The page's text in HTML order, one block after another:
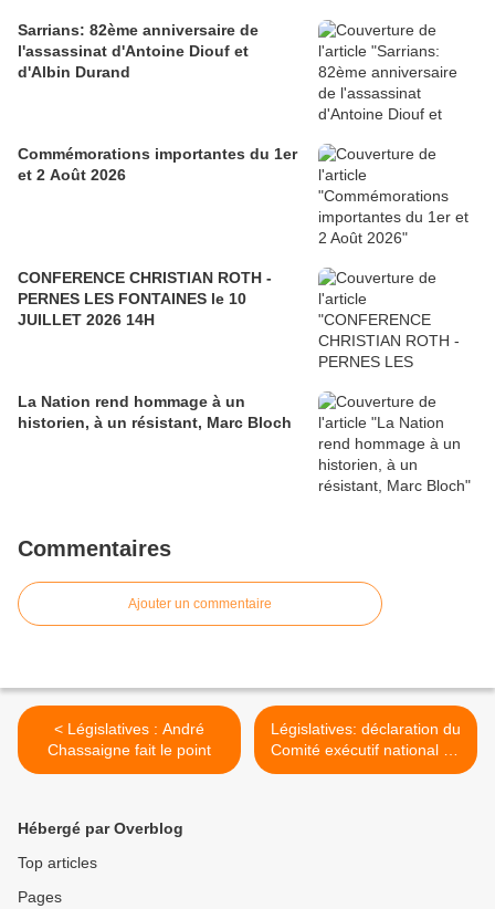
Sarrians: 82ème anniversaire de
l'assassinat d'Antoine Diouf et
d'Albin Durand
Commémorations importantes du 1er
et 2 Août 2026
CONFERENCE CHRISTIAN ROTH -
PERNES LES FONTAINES le 10
JUILLET 2026 14H
La Nation rend hommage à un
historien, à un résistant, Marc Bloch
Commentaires
Ajouter un commentaire
< Législatives : André
Chassaigne fait le point
Législatives: déclaration du
Comité exécutif national du
PCF. >
Hébergé par Overblog
Top articles
Pages